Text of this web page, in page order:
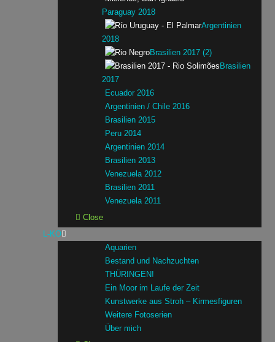
Paraguay 2018
Argentinien
2018
Brasilien 2017 (2)
Brasilien
2017
Ecuador 2016
Argentinien / Chile 2016
Brasilien 2015
Peru 2014
Argentinien 2014
Brasilien 2013
Venezuela 2012
Brasilien 2011
Venezuela 2011
Close
L-KO
Aquarien
Bestand und Nachzuchten
THÜRINGEN!
Ein Moor im Laufe der Zeit
Kunstwerke aus Stroh – Kirmesfiguren
Weitere Fotoserien
Über mich